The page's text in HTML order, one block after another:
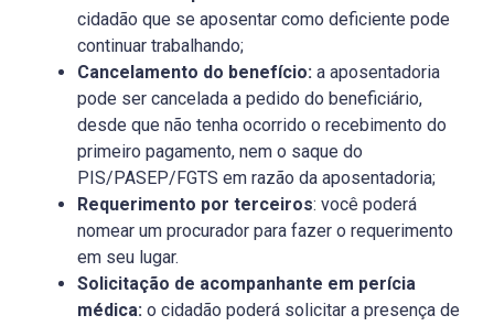
cidadão que se aposentar como deficiente pode
continuar trabalhando;
Cancelamento do benefício: a aposentadoria
pode ser cancelada a pedido do beneficiário,
desde que não tenha ocorrido o recebimento do
primeiro pagamento, nem o saque do
PIS/PASEP/FGTS em razão da aposentadoria;
Requerimento por terceiros: você poderá
nomear um procurador para fazer o requerimento
em seu lugar.
Solicitação de acompanhante em perícia
médica: o cidadão poderá solicitar a presença de